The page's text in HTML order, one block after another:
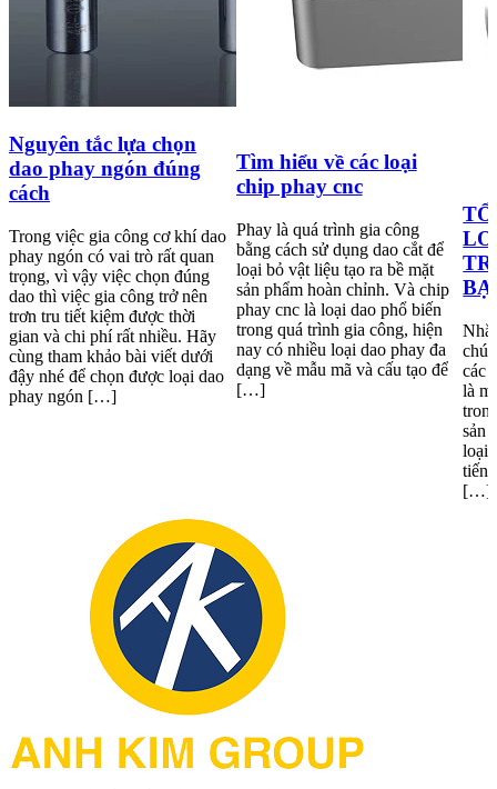
Nguyên tắc lựa chọn
dao phay ngón đúng
cách
Trong việc gia công cơ khí dao
phay ngón có vai trò rất quan
trọng, vì vậy việc chọn đúng
dao thì việc gia công trở nên
trơn tru tiết kiệm được thời
gian và chi phí rất nhiều. Hãy
cùng tham khảo bài viết dưới
đậy nhé để chọn được loại dao
phay ngón […]
Tìm hiểu về các loại
chip phay cnc
Phay là quá trình gia công
bằng cách sử dụng dao cắt để
loại bỏ vật liệu tạo ra bề mặt
sản phẩm hoàn chỉnh. Và chip
phay cnc là loại dao phổ biến
trong quá trình gia công, hiện
nay có nhiều loại dao phay đa
dạng về mẫu mã và cấu tạo để
[…]
các
là
sản
loại
tiến
[…]